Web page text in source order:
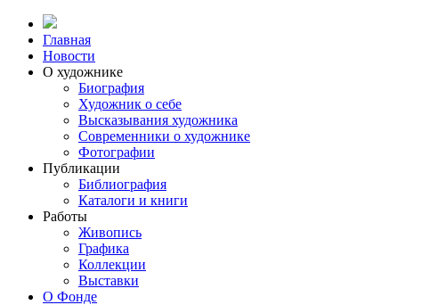
Главная
Новости
О художнике
Биография
Художник о себе
Выcказывания художника
Современники о художнике
Фотографии
Публикации
Библиография
Каталоги и книги
Работы
Живопись
Графика
Коллекции
Выставки
О Фонде